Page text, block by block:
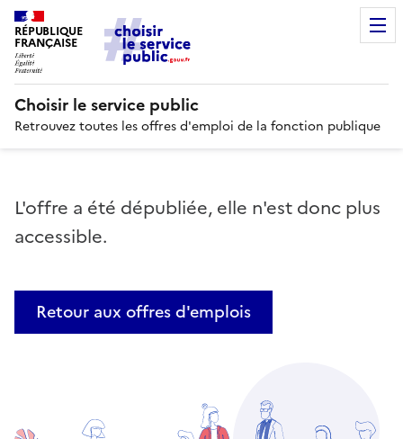
RÉPUBLIQUE
FRANÇAISE
Choisir le service public
Retrouvez toutes les offres d'emploi de la fonction publique
L'offre a été dépubliée, elle n'est donc plus
accessible.
Retour aux offres d'emplois